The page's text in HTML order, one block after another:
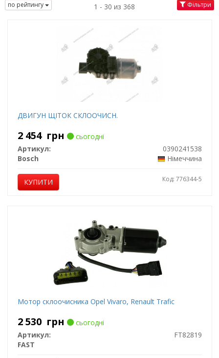
по рейтингу 1 - 30 из 368 Фільтри
ДВИГУН ЩІТОК СКЛООЧИСН.
2 454 грн
сьогодні
Артикул:
0390241538
Bosch
Німеччина
КУПИТИ Код: 776344-5
Мотор склоочисника Opel Vivaro, Renault Trafic
2 530 грн
сьогодні
Артикул:
FT82819
FAST